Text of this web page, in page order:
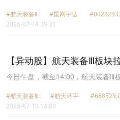
天电子(600879.CN)跌5.62%报
5.57%报57.46元，航天环宇
#航天装备Ⅱ #星网宇达
2026-07-14 09:31
【异动股】航天装备Ⅲ板块
(688523.CN)涨20.01%
今日午盘，截至14:00，航天装备Ⅲ
XD航天电(600879.CN)涨10.01%报
涨10.00%报90.02元，中国卫通
#航天装备Ⅲ #航天环宇
2026-07-10 14:00